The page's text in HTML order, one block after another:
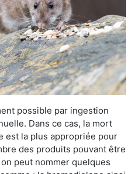
possible par ingestion
Dans ce cas, la mort
est la plus appropriée pour
des produits pouvant être
peut nommer quelques